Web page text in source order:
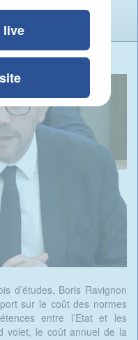
live
pour Boris
Ait Braham
d’études, Boris Ravignon
sur le coût des normes
entre l’Etat et les
volet, le coût annuel de la